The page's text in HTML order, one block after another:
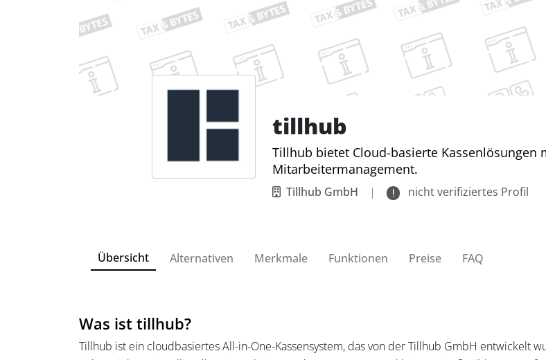
tillhub
Tillhub bietet Cloud-basierte Kassenlösungen
Mitarbeitermanagement.
Tillhub GmbH | nicht verifiziertes Profil
Übersicht Alternativen Merkmale Funktionen Preise FAQ
Was ist tillhub?
Tillhub ist ein cloudbasiertes All-in-One-Kassensystem, das von der Tillhub GmbH entwickelt